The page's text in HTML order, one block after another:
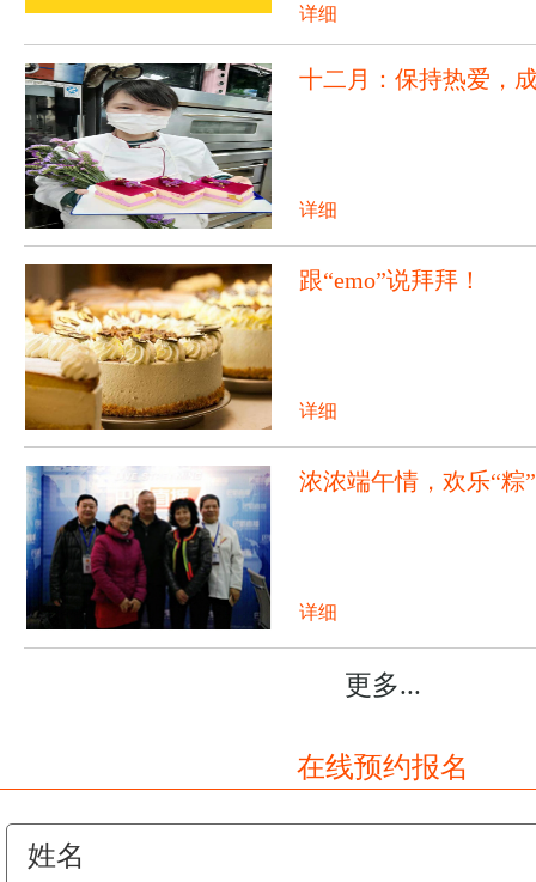
详细
十二月：保持热爱，
详细
跟“emo”说拜拜！
详细
浓浓端午情，欢乐“
详细
更多...
在线预约报名